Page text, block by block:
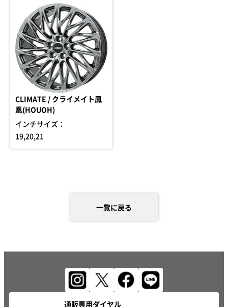
CLIMATE / クライメイト鳳
凰(HOUOH)
インチサイズ：
19,20,21
一覧に戻る
通販専用ダイヤル